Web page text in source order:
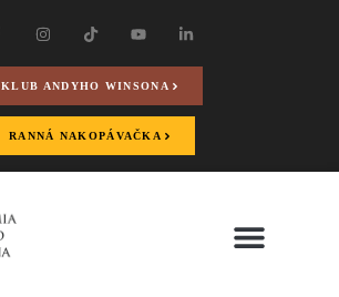
KLUB ANDYHO WINSONA
RANNÁ NAKOPÁVAČKA